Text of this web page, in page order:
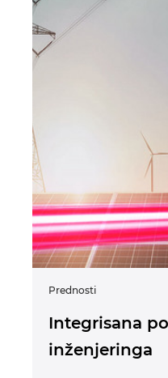
Prednosti
Integrisana
inženjeringa
Sjedinjene Američke
Slovačka
Španija
Srbija
Švajcarska
Švedska
Tajvan